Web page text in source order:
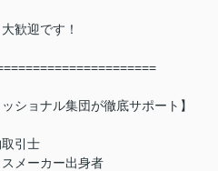
歓迎です！
ッショナル集団が徹底サポート】
取引士
スメーカー出身者